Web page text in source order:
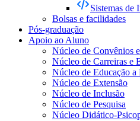
Sistemas de
Bolsas e facilidades
Pós-graduação
Apoio ao Aluno
Núcleo de Convênios
Núcleo de Carreiras e
Núcleo de Educação
Núcleo de Extensão
Núcleo de Inclusão
Núcleo de Pesquisa
Núcleo Didático-